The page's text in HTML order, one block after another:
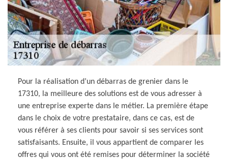
Pour la réalisation d’un débarras de grenier dans le
17310, la meilleure des solutions est de vous adresser à
une entreprise experte dans le métier. La première étape
dans le choix de votre prestataire, dans ce cas, est de
vous référer à ses clients pour savoir si ses services sont
satisfaisants. Ensuite, il vous appartient de comparer les
offres qui vous ont été remises pour déterminer la société